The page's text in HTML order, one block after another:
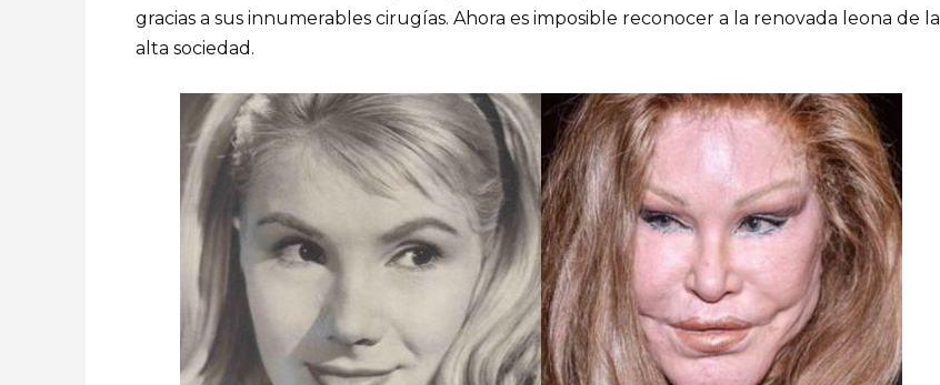
gracias a sus innumerables cirugías. Ahora es imposible reconocer a la renovada leona de la
alta sociedad.